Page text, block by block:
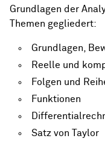
Grundlagen der
Themen gegliedert:
Grundlagen,
Reelle und
Folgen und
Funktionen
Satz von Taylor